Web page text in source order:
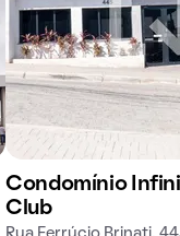
Condomínio
Club